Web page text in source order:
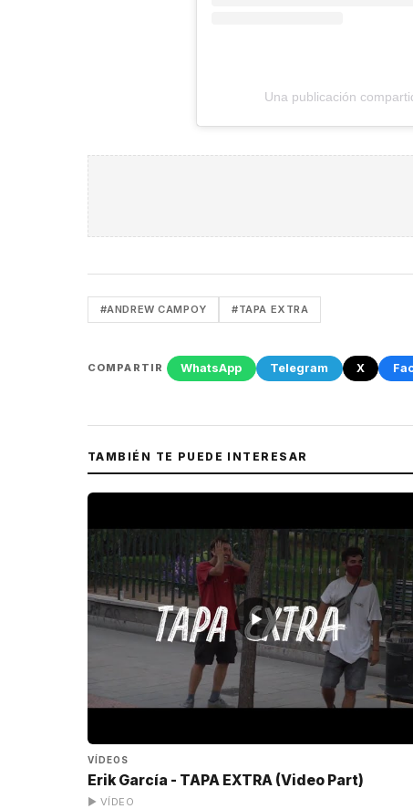
Una publicación
#ANDREW CAMPOY #TAPA EXTRA
COMPARTIR WhatsApp Telegram X
TAMBIÉN TE PUEDE INTERESAR
▶
VÍDEOS
Erik García - TAPA EXTRA (Video Part)
▶ VÍDEO